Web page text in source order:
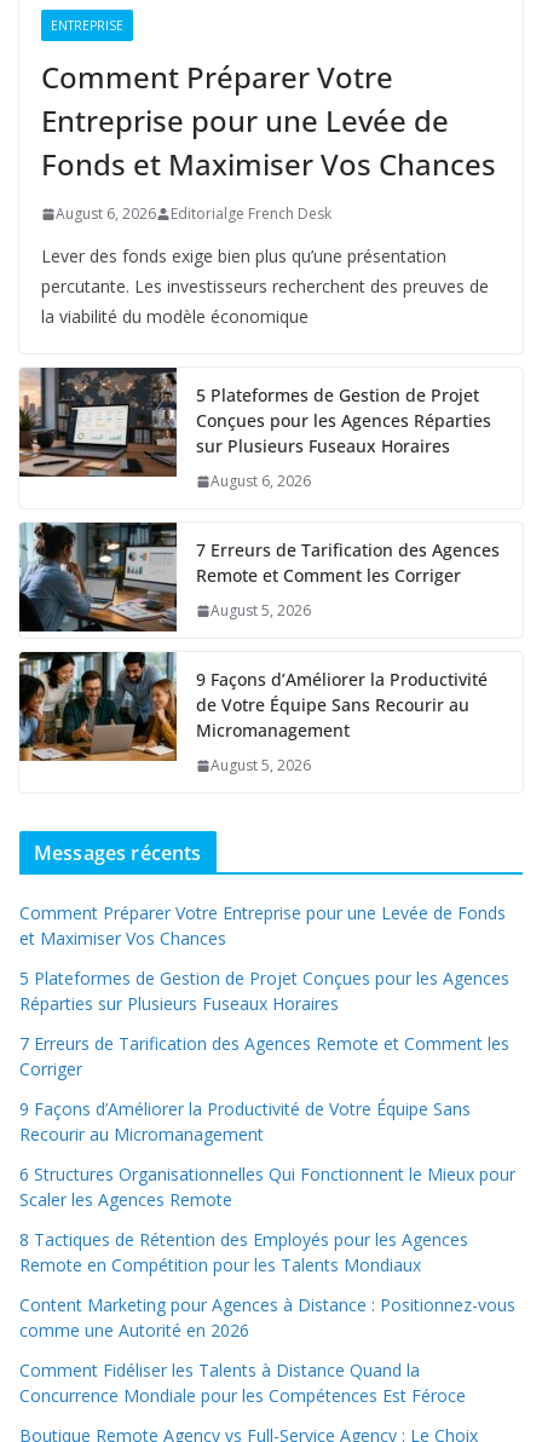
ENTREPRISE
Comment Préparer Votre
Entreprise pour une Levée de
Fonds et Maximiser Vos Chances
August 6, 2026 Editorialge French Desk
Lever des fonds exige bien plus qu’une présentation
percutante. Les investisseurs recherchent des preuves de
la viabilité du modèle économique
5 Plateformes de Gestion de Projet
Conçues pour les Agences Réparties
sur Plusieurs Fuseaux Horaires
August 6, 2026
7 Erreurs de Tarification des Agences
Remote et Comment les Corriger
August 5, 2026
9 Façons d’Améliorer la Productivité
de Votre Équipe Sans Recourir au
Micromanagement
August 5, 2026
Messages récents
Comment Préparer Votre Entreprise pour une Levée de Fonds
et Maximiser Vos Chances
5 Plateformes de Gestion de Projet Conçues pour les Agences
Réparties sur Plusieurs Fuseaux Horaires
7 Erreurs de Tarification des Agences Remote et Comment les
Corriger
9 Façons d’Améliorer la Productivité de Votre Équipe Sans
Recourir au Micromanagement
6 Structures Organisationnelles Qui Fonctionnent le Mieux pour
Scaler les Agences Remote
8 Tactiques de Rétention des Employés pour les Agences
Remote en Compétition pour les Talents Mondiaux
Content Marketing pour Agences à Distance : Positionnez-vous
comme une Autorité en 2026
Comment Fidéliser les Talents à Distance Quand la
Concurrence Mondiale pour les Compétences Est Féroce
Boutique Remote Agency vs Full-Service Agency : Le Choix